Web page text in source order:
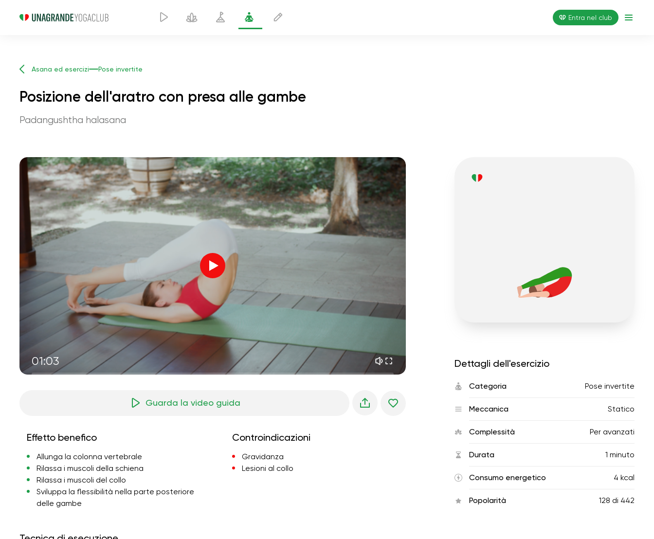
Entra nel club
Asana ed esercizi Pose invertite
Posizione dell'aratro con presa alle gambe
Padangushtha halasana
01:03
volo dell'anima 01:44
pace interiore 01:27
01:34
silenzio di montagna
02:00
foresta di primavera 02:00
Guarda la video guida
Effetto benefico
Allunga la colonna vertebrale
Rilassa i muscoli della schiena
Rilassa i muscoli del collo
Sviluppa la flessibilità nella parte posteriore
delle gambe
Controindicazioni
Gravidanza
Lesioni al collo
Dettagli dell'esercizio
Categoria Pose invertite
Meccanica Statico
Complessità Per avanzati
Durata 1 minuto
Consumo energetico 4 kcal
Popolarità 128 di 442